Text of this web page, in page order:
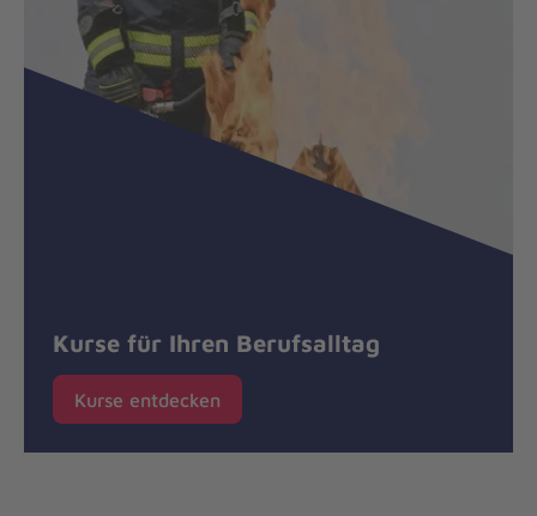
Kurse für Ihren Berufsalltag
Kurse entdecken